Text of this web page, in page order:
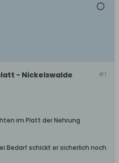
#1
- Nickelswalde
im Platt der Nehrung
Bedarf schickt er sicherlich noch